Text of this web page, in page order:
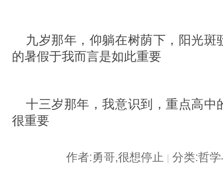
九岁那年，仰躺在树荫下，阳光斑
的暑假于我而言是如此重要
十三岁那年，我意识到，重点高中
很重要
作者:勇哥,很想停止 分类:哲